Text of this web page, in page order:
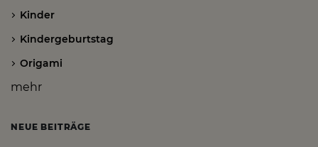
Kinder
Kindergeburtstag
Origami
mehr
NEUE BEITRÄGE